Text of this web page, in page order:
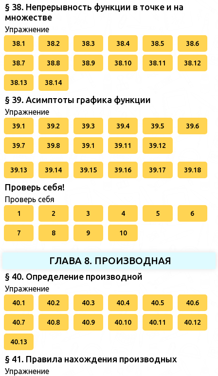
§ 38. Непрерывность функции в точке и на
множестве
Упражнение
38.1 38.2 38.3 38.4 38.5 38.6
38.7 38.8 38.9 38.10 38.11 38.12
38.13 38.14
§ 39. Асимптоты графика функции
Упражнение
39.1 39.2 39.3 39.4 39.5 39.6
39.7 39.8 39.1 39.11 39.12
39.13 39.14 39.15 39.16 39.17 39.18
Проверь себя!
Проверь себя
1 2 3 4 5 6
7 8 9 10
ГЛАВА 8. ПРОИЗВОДНАЯ
§ 40. Определение производной
Упражнение
40.1 40.2 40.3 40.4 40.5 40.6
40.7 40.8 40.9 40.10 40.11 40.12
40.13
§ 41. Правила нахождения производных
Упражнение